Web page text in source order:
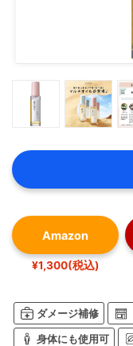
Amazon
¥1,300(税込)
ダメージ補修
身体にも使用可